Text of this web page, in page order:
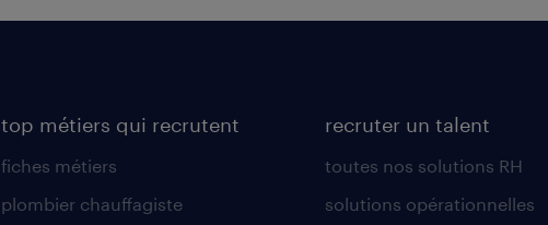
top métiers qui recrutent
fiches métiers
plombier chauffagiste
recruter un talent
toutes nos solutions RH
solutions opérationnelles